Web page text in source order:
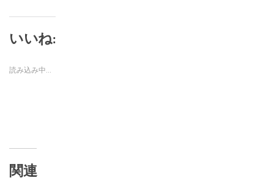
し
Twitter
で
(新
し
ま
いいね:
読み込み中…
関連